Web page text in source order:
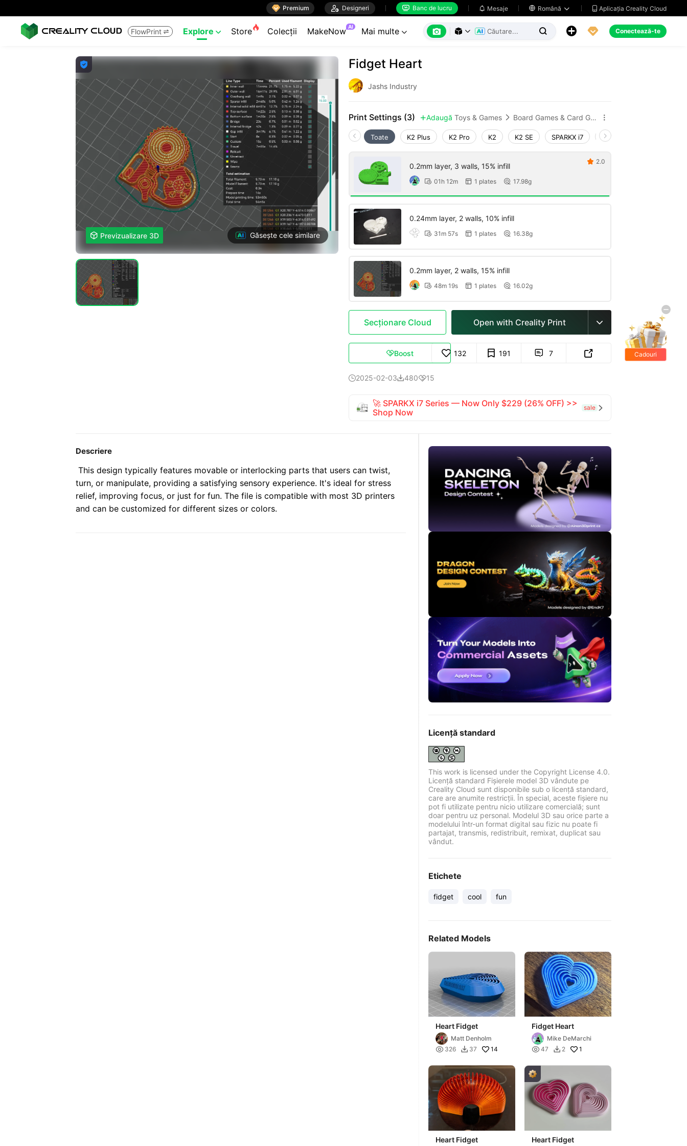
 Premium  Designeri  Banc de lucru  Mesaje  Română   Aplicația Creality Cloud
FlowPrint  Explore  Store Colecții MakeNow AI Mai multe        Conectează-te

 Previzualizare 3D Găsește cele similare
Fidget Heart
Jashs Industry
Print Settings (3) Adaugă Toys & Games  Board Games & Card Games 
Toate K2 Plus K2 Pro K2 K2 SE SPARKX i7 Creality Hi
0.2mm layer, 3 walls, 15% infill
 01h 12m  1 plates  17.98g
 2.0
0.24mm layer, 2 walls, 10% infill
 31m 57s  1 plates  16.38g
0.2mm layer, 2 walls, 15% infill
 48m 19s  1 plates  16.02g
Secționare Cloud Open with Creality Print 
Boost 132 191  7 
2025-02-0348015
🚀 SPARKX i7 Series — Now Only $229 (26% OFF) >>
Shop Now
sale 
Descriere
This design typically features movable or interlocking parts that users can twist,
turn, or manipulate, providing a satisfying sensory experience. It's ideal for stress
relief, improving focus, or just for fun. The file is compatible with most 3D printers
and can be customized for different sizes or colors.
Licență standard
This work is licensed under the Copyright License 4.0.
Licență standard Fișierele model 3D vândute pe
Creality Cloud sunt disponibile sub o licență standard,
care are anumite restricții. În special, aceste fișiere nu
pot fi utilizate pentru nicio utilizare comercială; sunt
doar pentru uz personal. Modelul 3D sau orice parte a
modelului într-un format digital sau fizic nu poate fi
partajat, transmis, redistribuit, remixat, duplicat sau
vândut.
Etichete
fidget cool fun
Related Models
Heart Fidget
Matt Denholm
 326  37 14
Fidget Heart
Mike DeMarchi
 47  2 1
Heart Fidget Heart Fidget
Cadouri